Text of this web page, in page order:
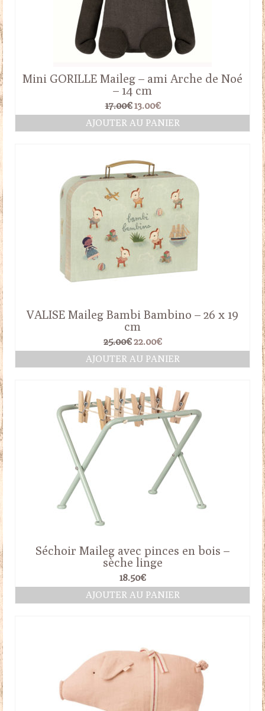
Mini GORILLE Maileg – ami Arche de Noé
– 14 cm
17.00€ Le
prix
initial
13.00€Le
prix
actuel
AJOUTER AU PANIER
VALISE Maileg Bambi Bambino – 26 x 19
cm
25.00€ Le
prix
initial
25.00€.
22.00€Le
prix
actuel
22.00€.
AJOUTER AU PANIER
Séchoir Maileg avec pinces en bois –
sèche linge
18.50€
AJOUTER AU PANIER